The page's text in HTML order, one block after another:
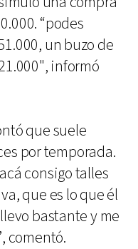
“podes
un buzo de
informó
que suele
por temporada.
consigo talles
que es lo que él
bastante y me
comentó.